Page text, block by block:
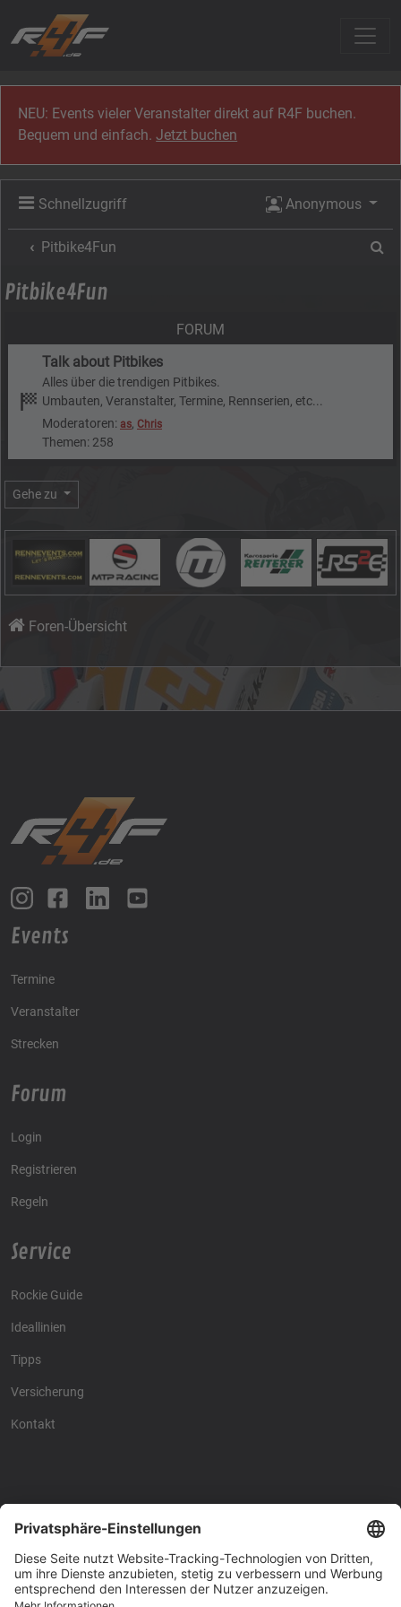
NEU: Events vieler Veranstalter direkt auf R4F buchen.
Bequem und einfach.Jetzt buchen
Schnellzugriff Anonymous
Pitbike4Fun
Pitbike4Fun
FORUM
Talk about Pitbikes
Alles über die trendigen Pitbikes.
Umbauten, Veranstalter, Termine, Rennserien, etc...
Moderatoren: as, Chris
Themen: 258
Gehe zu
Foren-Übersicht
Events
Termine
Veranstalter
Strecken
Forum
Login
Registrieren
Regeln
Service
Rockie Guide
Ideallinien
Tipps
Versicherung
Kontakt
Racing4fun - Alles über Racing4fun - Alles über